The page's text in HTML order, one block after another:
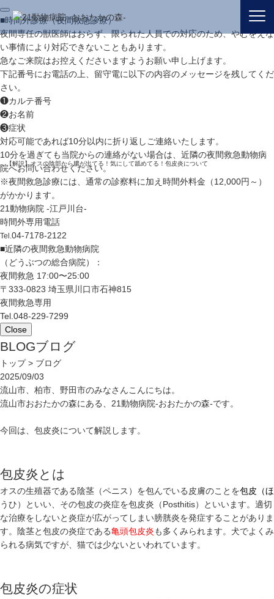
ブログ｜流山おおたかの森駅で動物病院をお探しの方は21動物病院 -おおたかの森-まで
■時間外診療（夜間救急診療）
夜間専任の獣医師はおらず、限られた人員での対応のため、やむをえな
い事情により対応できないこともあります。
急なご来院はお控えくださいますようお願い申し上げます。
下記番号にお電話の上、留守電に以下の内容のメッセージを残してくだ
さい。
❶カルテ番号
❷お名前
❸症状
対応可能であれば10分以内に折り返しご連絡いたします。
10分を過ぎても当院からの連絡がない場合は、近隣の夜間救急動物病
院へお問い合わせください。
※夜間救急診療には、通常の診察料に加え時間外料金（12,000円～）
がかかります。
21動物病院 -江戸川台-
時間外専用電話
Tel. 04-7178-2122
■近隣の夜間救急動物病院
（どうぶつの総合病院）：
夜間救急 17:00〜25:00
〒333-0823 埼玉県川口市石神815
夜間救急専用
Tel. 048-229-7299
Close
BLOGブログ
トップ> ブログ
【解説】オスの陰部から膿が出てる！気にして舐めてる！包皮炎について
2025/09/03
流山市、柏市、野田市のみなさんこんにちは。
流山市おおたかの森にある、21動物病院-おおたかの森-です。
今回は、包皮炎について解説します。
包皮炎とは
オスの生殖器である陰茎（ペニス）を包んでいる皮膚のことを包皮（ほ
うひ）といい、その包皮の炎症を包皮炎（Posthitis）といいます。適切
な治療をしないと炎症が広がってしまい膀胱炎を発症することがありま
す。陰茎と包皮の炎症である亀頭包皮炎も多くみられます。犬でよくみ
られる病気ですが、猫では少ないといわれています。
包皮炎の症状